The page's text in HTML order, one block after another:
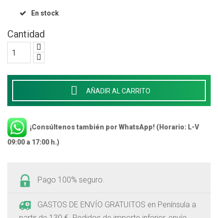
En stock
Cantidad
 AÑADIR AL CARRITO
¡Consúltenos también por WhatsApp! (Horario: L-V
09:00 a 17:00 h.)
Pago 100% seguro.
GASTOS DE ENVÍO GRATUITOS en Península a